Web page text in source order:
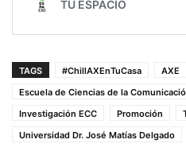
TAGS #ChillAXEnTuCasa AXE
Escuela de Ciencias de la
Investigación ECC
Promoción
Universidad Dr. José Matías Delgado